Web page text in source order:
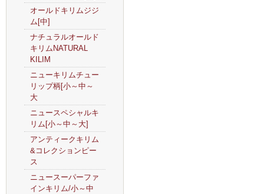
オールドキリムジジ
ム[中]
ナチュラルオールド
キリムNATURAL
KILIM
ニューキリムチュー
リップ柄[小～中～
大
ニュースペシャルキ
リム[小～中～大]
アンティークキリム
&コレクションピー
ス
ニュースーパーファ
インキリム/小～中